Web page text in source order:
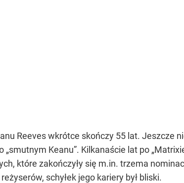
Reeves wkrótce skończy 55 lat. Jeszcze
Keanu”. Kilkanaście lat po
które zakończyły się m.in. trzema
schyłek jego kariery był bliski.